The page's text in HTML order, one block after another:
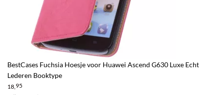
BestCases Fuchsia Hoesje voor Huawei Ascend G630 Luxe Echt
Lederen Booktype
18,95